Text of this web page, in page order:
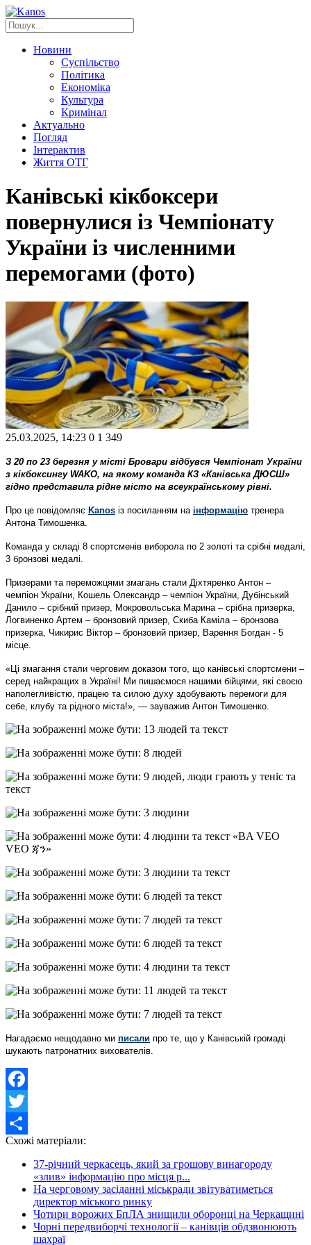
Новини
Суспільство
Політика
Економіка
Культура
Кримінал
Актуально
Погляд
Інтерактив
Життя ОТГ
Канівські кікбоксери
повернулися із Чемпіонату
України із численними
перемогами (фото)
25.03.2025, 14:23 0 1 349
З 20 по 23 березня у місті Бровари відбувся Чемпіонат України
з кікбоксингу WAKO, на якому команда КЗ «Канівська ДЮСШ»
гідно представила рідне місто на всеукраїнському рівні.
Про це повідомляє Kanos із посиланням на інформацію тренера
Антона Тимошенка.
Команда у складі 8 спортсменів виборола по 2 золоті та срібні медалі,
3 бронзові медалі.
Призерами та переможцями змагань стали Діхтяренко Антон –
чемпіон України, Кошель Олександр – чемпіон України, Дубінський
Данило – срібний призер, Мокровольська Марина – срібна призерка,
Логвиненко Артем – бронзовий призер, Скиба Каміла – бронзова
призерка, Чикирис Віктор – бронзовий призер, Варення Богдан - 5
місце.
«Ці змагання стали черговим доказом того, що канівські спортсмени –
серед найкращих в Україні! Ми пишаємося нашими бійцями, які своєю
наполегливістю, працею та силою духу здобувають перемоги для
себе, клубу та рідного міста!», — зауважив Антон Тимошенко.
Нагадаємо нещодавно ми писали про те, що у Канівській громаді
шукають патронатних вихователів.
Facebook
Twitter
Share
Схожі матеріали:
37-річний черкасець, який за грошову винагороду
«злив» інформацію про місця р...
На черговому засіданні міськради звітуватиметься
директор міського ринку
Чотири ворожих БпЛА знищили оборонці на Черкащині
Чорні передвиборчі технології – канівців обдзвонюють
шахраї